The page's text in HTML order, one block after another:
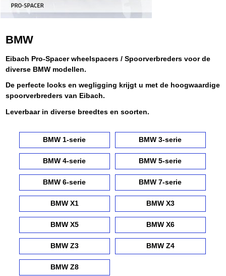
BMW
Eibach Pro-Spacer wheelspacers / Spoorverbreders voor de
diverse BMW modellen.
De perfecte looks en wegligging krijgt u met de hoogwaardige
spoorverbreders van Eibach.
Leverbaar in diverse breedtes en soorten.
BMW 1-serie BMW 3-serie
BMW 4-serie BMW 5-serie
BMW 6-serie BMW 7-serie
BMW X1 BMW X3
BMW X5 BMW X6
BMW Z3 BMW Z4
BMW Z8